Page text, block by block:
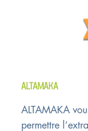
ALTAMAKA
ALTAMAKA
permettre